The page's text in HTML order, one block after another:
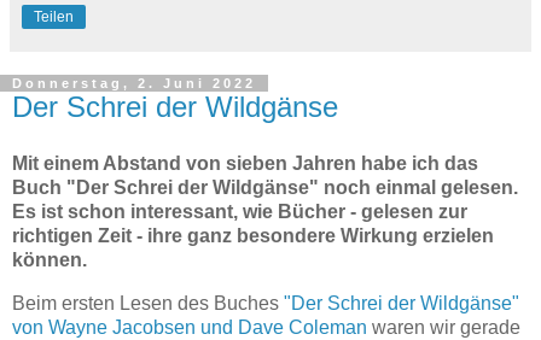
Teilen
Donnerstag, 2. Juni 2022
Der Schrei der Wildgänse
Mit einem Abstand von sieben Jahren habe ich das
Buch "Der Schrei der Wildgänse" noch einmal gelesen.
Es ist schon interessant, wie Bücher - gelesen zur
richtigen Zeit - ihre ganz besondere Wirkung erzielen
können.
Beim ersten Lesen des Buches "Der Schrei der Wildgänse"
von Wayne Jacobsen und Dave Coleman waren wir gerade